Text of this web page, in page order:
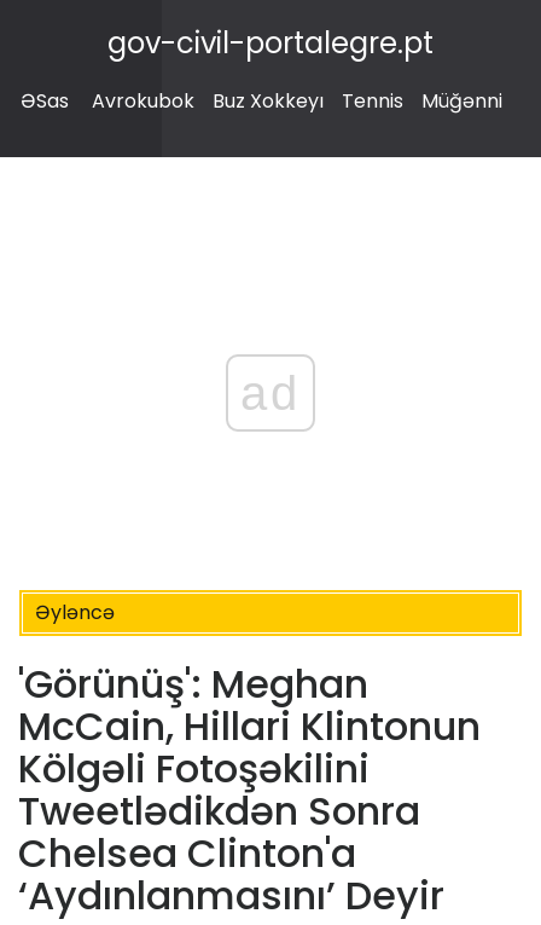
gov-civil-portalegre.pt
ƏSas Avrokubok Buz Xokkeyı Tennis Müğənni
ad
Əyləncə
'Görünüş': Meghan
McCain, Hillari Klintonun
Kölgəli Fotoşəkilini
Tweetlədikdən Sonra
Chelsea Clinton'a
‘Aydınlanmasını’ Deyir